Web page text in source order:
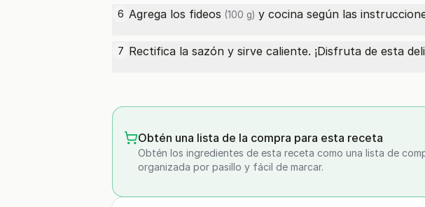
6 Agrega los fideos (100 g) y cocina según las
7 Rectifica la sazón y sirve caliente. ¡Disfruta de esta
Obtén una lista de la compra para esta receta
Obtén los ingredientes de esta receta como una lista de
organizada por pasillo y fácil de marcar.